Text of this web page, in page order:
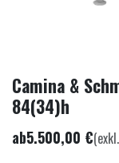
Camina &
84(34)h
ab5.500,00 €